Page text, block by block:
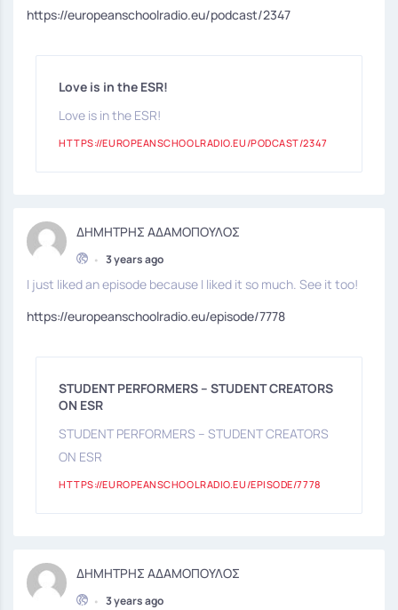
https://europeanschoolradio.eu/podcast/2347
Love is in the ESR!
Love is in the ESR!
HTTPS://EUROPEANSCHOOLRADIO.EU/PODCAST/2347
ΔΗΜΗΤΡΗΣ ΑΔΑΜΟΠΟΥΛΟΣ
• 3 years ago
I just liked an episode because I liked it so much. See it too!
https://europeanschoolradio.eu/episode/7778
STUDENT PERFORMERS – STUDENT CREATORS
ON ESR
STUDENT PERFORMERS – STUDENT CREATORS
ON ESR
HTTPS://EUROPEANSCHOOLRADIO.EU/EPISODE/7778
ΔΗΜΗΤΡΗΣ ΑΔΑΜΟΠΟΥΛΟΣ
• 3 years ago